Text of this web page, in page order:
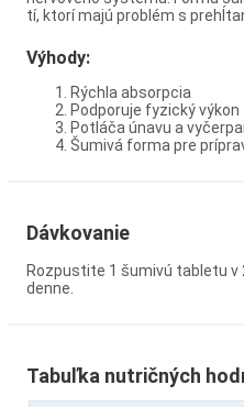
tí, ktorí majú problém s
Výhody:
Rýchla absorpcia
Podporuje fyzický výkon
Potláča únavu a
Šumivá forma pre
Dávkovanie
Rozpustite 1 šumivú tabletu v
denne.
Tabuľka nutričných